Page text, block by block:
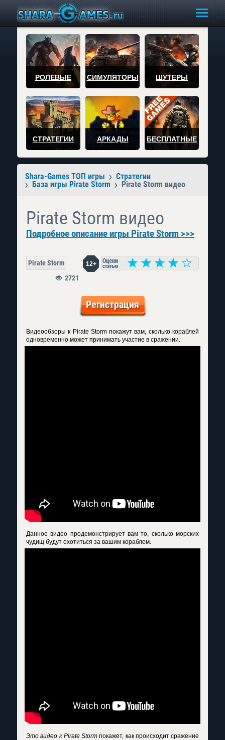
РОЛЕВЫЕ СИМУЛЯТОРЫ ШУТЕРЫ
СТРАТЕГИИ АРКАДЫ БЕСПЛАТНЫЕ
Shara-Games ТОП игры
Стратегии
База игры Pirate Storm
Pirate Storm видео
Pirate Storm видео
Подробное описание игры Pirate Storm >>>
Pirate Storm 12+
2721
Регистрация
Видеообзоры к Pirate Stormпокажут вам, сколько кораблей
одновременно может принимать участие в сражении.
Данное видео продемонстрирует вам то, сколько морских
чудищ будут охотиться за вашим кораблем.
Это видео к Pirate Storm покажет, как происходит сражение